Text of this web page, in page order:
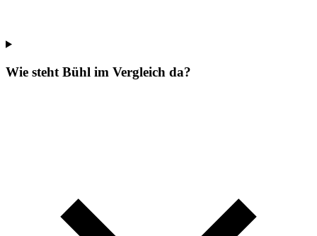
Wie steht Bühl im Vergleich da?